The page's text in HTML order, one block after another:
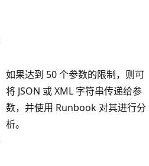
如果达到 50 个参数的限制，则可
将 JSON 或 XML 字符串传递给参
数，并使用 Runbook 对其进行分
析。